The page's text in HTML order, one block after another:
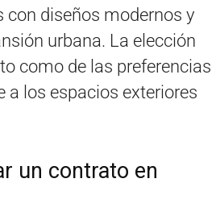
con diseños modernos y
urbana. La elección
como de las preferencias
a los espacios exteriores
un contrato en